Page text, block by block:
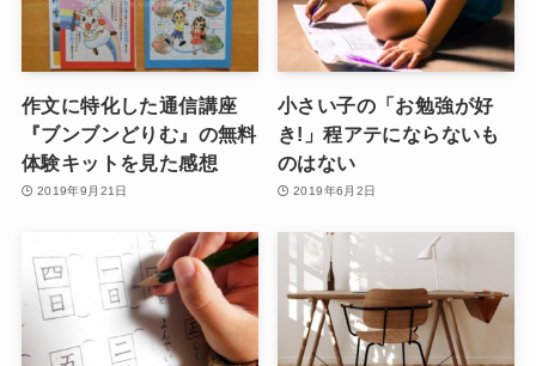
作文に特化した通信講座
『ブンブンどりむ』の無料
体験キットを見た感想
2019年9月21日
小さい子の「お勉強が好
き!」程アテにならないも
のはない
2019年6月2日